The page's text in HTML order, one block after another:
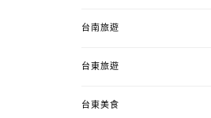
台南旅遊
台東旅遊
台東美食